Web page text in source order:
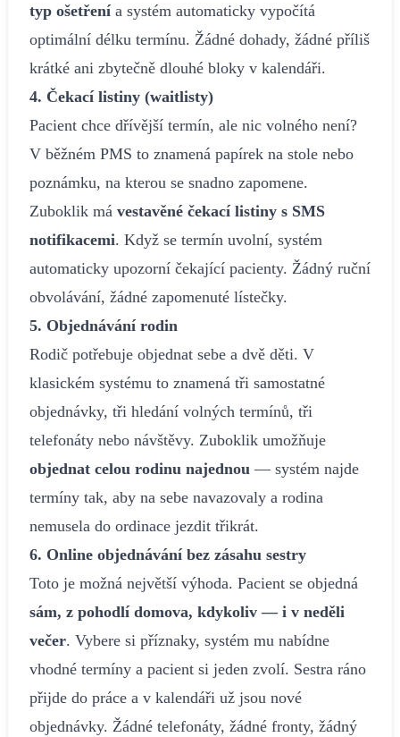
typ ošetření a systém automaticky vypočítá
optimální délku termínu. Žádné dohady, žádné příliš
krátké ani zbytečně dlouhé bloky v kalendáři.
4. Čekací listiny (waitlisty)
Pacient chce dřívější termín, ale nic volného není?
V běžném PMS to znamená papírek na stole nebo
poznámku, na kterou se snadno zapomene.
Zuboklik má vestavěné čekací listiny s SMS
notifikacemi. Když se termín uvolní, systém
automaticky upozorní čekající pacienty. Žádný ruční
obvolávání, žádné zapomenuté lístečky.
5. Objednávání rodin
Rodič potřebuje objednat sebe a dvě děti. V
klasickém systému to znamená tři samostatné
objednávky, tři hledání volných termínů, tři
telefonáty nebo návštěvy. Zuboklik umožňuje
objednat celou rodinu najednou — systém najde
termíny tak, aby na sebe navazovaly a rodina
nemusela do ordinace jezdit třikrát.
6. Online objednávání bez zásahu sestry
Toto je možná největší výhoda. Pacient se objedná
sám, z pohodlí domova, kdykoliv — i v neděli
večer. Vybere si příznaky, systém mu nabídne
vhodné termíny a pacient si jeden zvolí. Sestra ráno
přijde do práce a v kalendáři už jsou nové
objednávky. Žádné telefonáty, žádné fronty, žádný